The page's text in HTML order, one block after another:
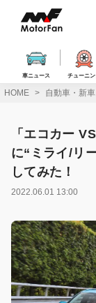
ス
車ニュース チューニ
HOME 自動車・新
「エコカー
に“ミライ/リ
してみた！
2022.06.01 13:00